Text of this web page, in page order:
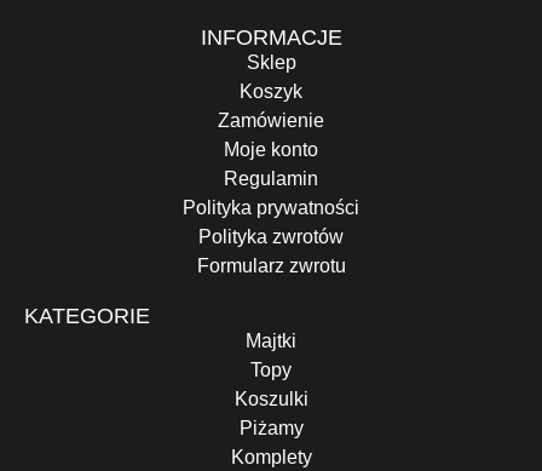
INFORMACJE
Sklep
Koszyk
Zamówienie
Moje konto
Regulamin
Polityka prywatności
Polityka zwrotów
Formularz zwrotu
KATEGORIE
Majtki
Topy
Koszulki
Piżamy
Komplety